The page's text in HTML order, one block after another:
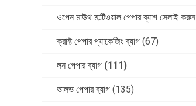
ওপেন মাউথ মাল্টিওয়াল পেপার ব্যাগ সেলাই করুন
ক্রাফ্ট পেপার প্যাকেজিং ব্যাগ (67)
লন পেপার ব্যাগ (111)
ভালভ পেপার ব্যাগ (135)